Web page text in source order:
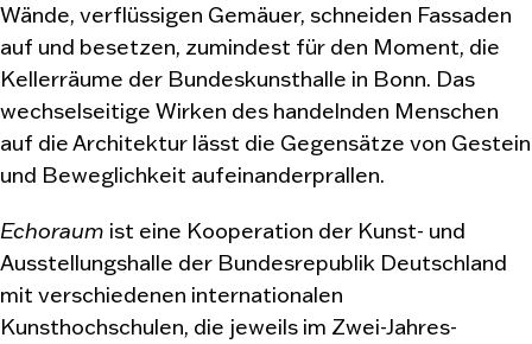
Wände, verflüssigen Gemäuer, schneiden Fassaden
auf und besetzen, zumindest für den Moment, die
Kellerräume der Bundeskunsthalle in Bonn. Das
wechselseitige Wirken des handelnden Menschen
auf die Architektur lässt die Gegensätze von Gestein
und Beweglichkeit aufeinanderprallen.
Echoraum ist eine Kooperation der Kunst- und
Ausstellungshalle der Bundesrepublik Deutschland
mit verschiedenen internationalen
Kunsthochschulen, die jeweils im Zwei-Jahres-